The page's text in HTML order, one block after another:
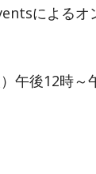
によるオ
午後12時～